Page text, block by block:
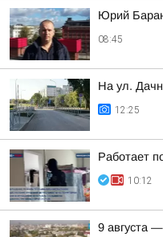
Юрий
08:45
На ул.
12:25
Работает
10:12
9 августа